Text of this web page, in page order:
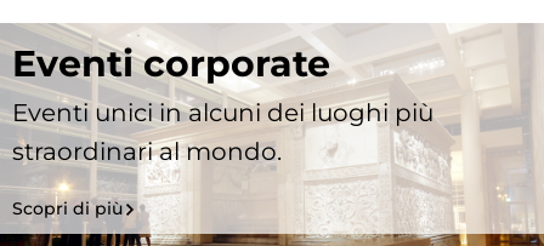
Eventi corporate
Eventi unici in alcuni dei luoghi più
straordinari al mondo.
Scopri di più